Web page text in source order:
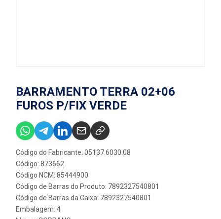
BARRAMENTO TERRA 02+06
FUROS P/FIX VERDE
Código do Fabricante: 05137.6030.08
Código: 873662
Código NCM: 85444900
Código de Barras do Produto: 7892327540801
Código de Barras da Caixa: 7892327540801
Embalagem: 4